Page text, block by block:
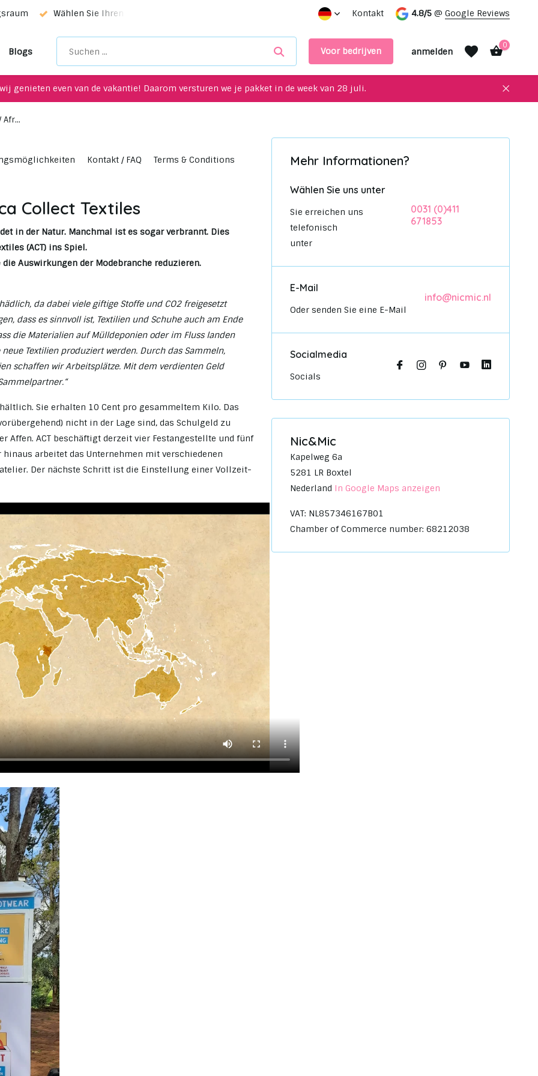
Einzigartige Upcycling-Artikel für Ihre Inneneinrichtung! Vereinbaren Sie einen Termin in unserem
Kontakt 4.8/5 @ Google Reviews
Blogs Voor bedrijven anmelden
Benutzerkonto
anlegen
0
genieten even van de vakantie! Daarom versturen we je pakket in de week van 28 juli.
Kontakt / FAQ Terms & Conditions
Collect Textiles
in der Natur. Manchmal ist es sogar verbrannt. Dies
(ACT) ins Spiel.
Auswirkungen der Modebranche reduzieren.
da dabei viele giftige Stoffe und CO2 freigesetzt
dass es sinnvoll ist, Textilien und Schuhe auch am Ende
die Materialien auf Mülldeponien oder im Fluss landen
Textilien produziert werden. Durch das Sammeln,
schaffen wir Arbeitsplätze. Mit dem verdienten Geld
Sie erhalten 10 Cent pro gesammeltem Kilo. Das
nicht in der Lage sind, das Schulgeld zu
Affen. ACT beschäftigt derzeit vier Festangestellte und fünf
arbeitet das Unternehmen mit verschiedenen
Der nächste Schritt ist die Einstellung einer Vollzeit-
Mehr Informationen?
Wählen Sie uns unter
Sie erreichen uns
telefonisch
unter
0031 (0)411
671853
E-Mail
Oder senden Sie eine E-Mail
info@nicmic.nl
Socialmedia
Socials
Nic&Mic
Kapelweg 6a
5281 LR Boxtel
Nederland In Google Maps anzeigen
VAT: NL857346167B01
Chamber of Commerce number: 68212038